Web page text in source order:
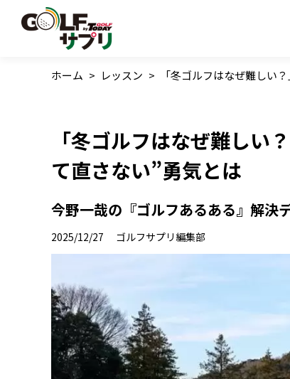
ホーム > レッスン > 「冬ゴルフはなぜ難しい
「冬ゴルフはなぜ難しい
て直さない”勇気とは
今野一哉の『ゴルフあるある』解決
2025/12/27 ゴルフサプリ編集部